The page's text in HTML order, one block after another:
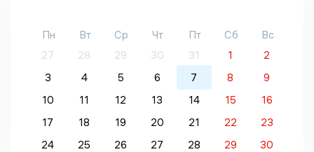
Пн Вт Ср Чт Пт Сб
Вс
27
28 29 30 31 1
2
3
4 5 6 7 8
9
10
11 12 13 14 15
16
17
18 19 20 21 22
23
24
25 26 27 28 29
30